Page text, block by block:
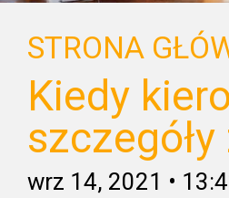
STRONA
Kiedy
wrz 14, 2021 •